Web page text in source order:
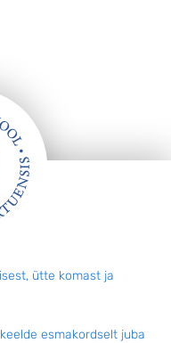
ütte komast ja
esmakordselt juba